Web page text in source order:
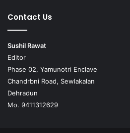
Contact Us
Sushil Rawat
Editor
Phase 02, Yamunotri Enclave
Chandrbni Road, Sewlakalan
Dehradun
Mo. 9411312629